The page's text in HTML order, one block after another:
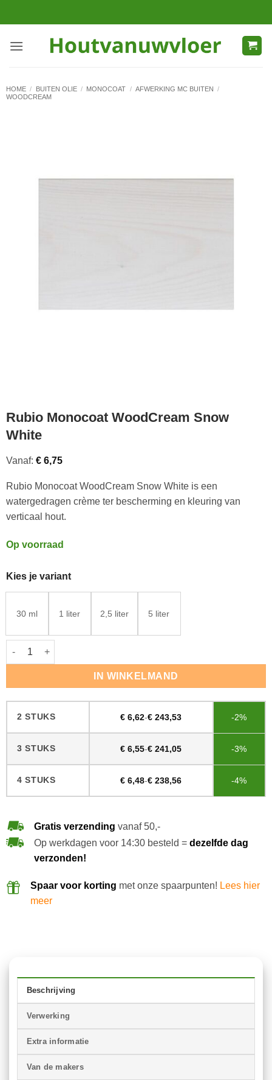
naar
HOME / BUITEN OLIE / MONOCOAT / AFWERKING MC BUITEN
/
WOODCREAM
Rubio Monocoat WoodCream Snow
White
Vanaf: €6,75
Rubio Monocoat WoodCream Snow White is een
watergedragen crème ter bescherming en kleuring van
verticaal hout.
Op voorraad
Kies je variant
30 ml 1 liter 2,5 liter 5 liter
Rubio Monocoat WoodCream Snow White aantal
IN WINKELMAND
2 STUKS € 6,62-€ 243,53 -2%
3 STUKS € 6,55-€ 241,05 -3%
4 STUKS € 6,48-€ 238,56 -4%
Gratis verzending vanaf 50,-
Op werkdagen voor 14:30 besteld = dezelfde dag
verzonden!
Spaar voor korting met onze spaarpunten! Lees hier
meer
Beschrijving
Verwerking
Extra informatie
Van de makers